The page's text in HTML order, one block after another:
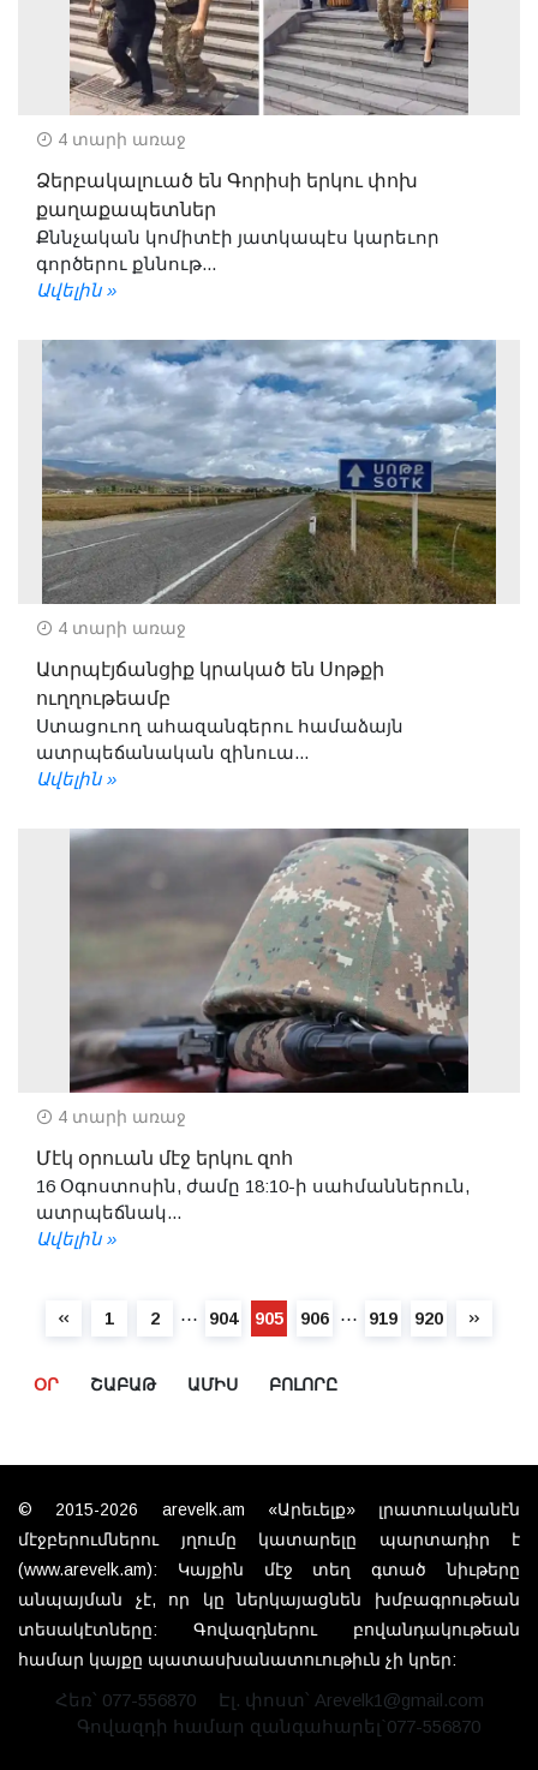
4 տարի առաջ
Ձերբակալուած են Գորիսի երկու փոխ
քաղաքապետներ
Քննչական կոմիտէի յատկապէս կարեւոր
գործերու քննութ...
Ավելին »
4 տարի առաջ
Ատրպէյճանցիք կրակած են Սոթքի
ուղղութեամբ
Ստացուող ահազանգերու համաձայն
ատրպեճանական զինուա...
Ավելին »
4 տարի առաջ
Մէկ օրուան մէջ երկու զոհ
16 Օգոստոսին, ժամը 18:10-ի սահմաններուն,
ատրպեճնակ...
Ավելին »
1 2 ⋯ 904 905 906 ⋯ 919 920
ՕՐ ՇԱԲԱԹ ԱՄԻՍ ԲՈԼՈՐԸ
© 2015-2026 arevelk.am «Արեւելք» լրատուականէն
մէջբերումներու յղումը կատարելը պարտադիր է
(www.arevelk.am): Կայքին մէջ տեղ գտած նիւթերը
անպայման չէ, որ կը ներկայացնեն խմբագրութեան
տեսակէտները: Գովազդներու բովանդակութեան
համար կայքը պատասխանատուութիւն չի կրեր:
Հեռ՝ 077-556870
Էլ. փոստ՝ Arevelk1@gmail.com
Գովազդի համար զանգահարել`077-556870